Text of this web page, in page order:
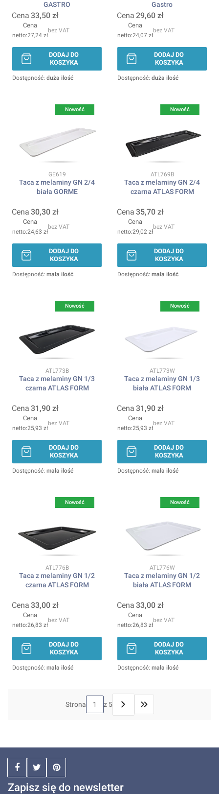
GASTRO
Cena 33,50 zł
Cena
27,24 zł
bez VAT
DODAJ DO
KOSZYKA
Dostępność: duża ilość
Gastro
Cena 29,60 zł
Cena
24,07 zł
bez VAT
DODAJ DO
KOSZYKA
Dostępność: duża ilość
Nowość
Kod produktu
GE619
Taca z melaminy GN 2/4
biała GORME
Cena 30,30 zł
Cena
24,63 zł
bez VAT
DODAJ DO
KOSZYKA
Dostępność: mała ilość
Nowość
Kod produktu
ATL769B
Taca z melaminy GN 2/4
czarna ATLAS FORM
Cena 35,70 zł
Cena
29,02 zł
bez VAT
DODAJ DO
KOSZYKA
Dostępność: mała ilość
Nowość
Kod produktu
ATL773B
Taca z melaminy GN 1/3
czarna ATLAS FORM
Cena 31,90 zł
Cena
25,93 zł
bez VAT
DODAJ DO
KOSZYKA
Dostępność: mała ilość
Nowość
Kod produktu
ATL773W
Taca z melaminy GN 1/3
biała ATLAS FORM
Cena 31,90 zł
Cena
25,93 zł
bez VAT
DODAJ DO
KOSZYKA
Dostępność: mała ilość
Nowość
Kod produktu
ATL776B
Taca z melaminy GN 1/2
czarna ATLAS FORM
Cena 33,00 zł
Cena
26,83 zł
bez VAT
DODAJ DO
KOSZYKA
Dostępność: mała ilość
Nowość
Kod produktu
ATL776W
Taca z melaminy GN 1/2
biała ATLAS FORM
Cena 33,00 zł
Cena
26,83 zł
bez VAT
DODAJ DO
KOSZYKA
Dostępność: mała ilość
Strona z 5 Przejdź do ostatniej
Zapisz się do newsletter